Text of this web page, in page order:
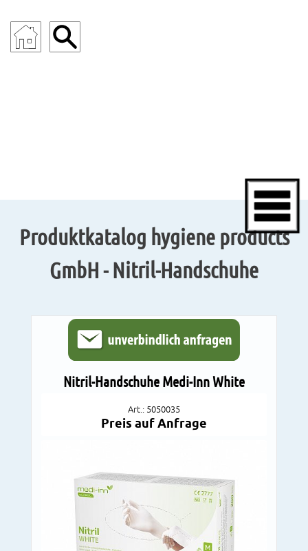
Produktkatalog hygiene products
GmbH - Nitril-Handschuhe
Nitril-Handschuhe Medi-Inn White
Art.: 5050035
Preis auf Anfrage